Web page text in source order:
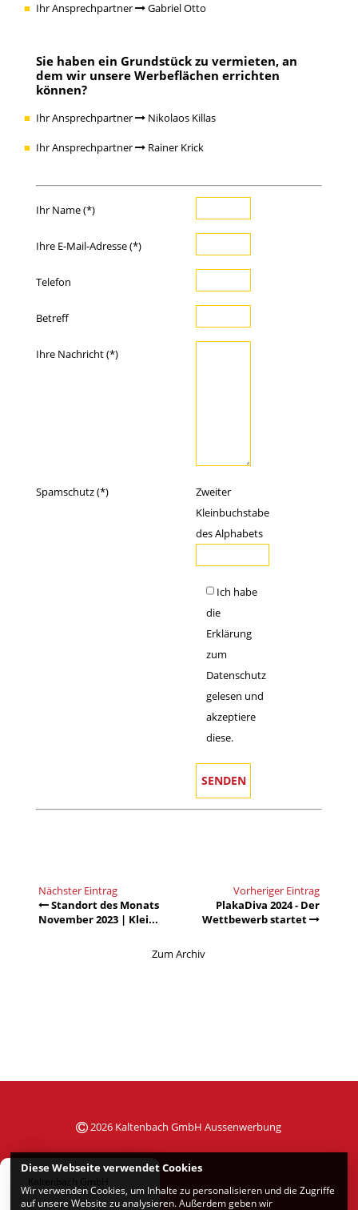
Ihr Ansprechpartner Gabriel Otto
Sie haben ein Grundstück zu vermieten, an
dem wir unsere Werbeflächen errichten
können?
Ihr Ansprechpartner Nikolaos Killas
Ihr Ansprechpartner Rainer Krick
Ihr Name (*)
Ihre E-Mail-Adresse (*)
Telefon
Betreff
Ihre Nachricht (*)
Spamschutz (*)
Zweiter
Kleinbuchstabe
des Alphabets
Ich habe
die
Erklärung
zum
Datenschutz
gelesen und
akzeptiere
diese.
Nächster Eintrag
Standort des Monats
November 2023 | Klei...
Vorheriger Eintrag
PlakaDiva 2024 - Der
Wettbewerb startet
Zum Archiv
2026 Kaltenbach GmbH Aussenwerbung
Kaltenbach GmbH
Diese Webseite verwendet Cookies
Wir verwenden Cookies, um Inhalte zu personalisieren und die Zugriffe
auf unsere Website zu analysieren. Außerdem geben wir